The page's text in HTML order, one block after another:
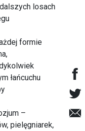
losach
formie
łańcuchu
–
pielęgniarek,